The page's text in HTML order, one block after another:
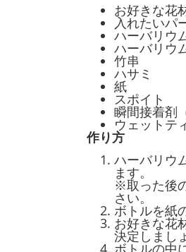
お好きな花
入れたいパ
ハーバリウ
ハーバリウ
竹串
ハサミ
紙
スポイト
瞬間接着剤
ウェットテ
作り方
ハーバリウ
ます。
※取った後
さい。
ボトルを紙
お好きな花
決定しまし
ボトルの中